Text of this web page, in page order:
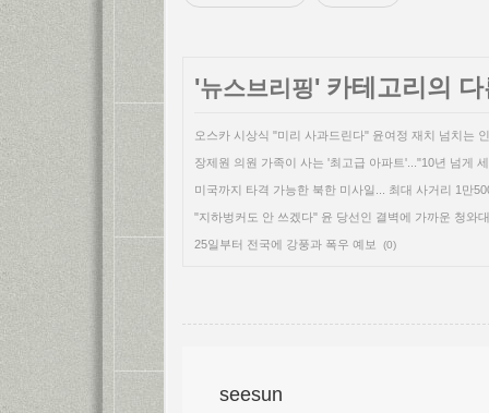
'뉴스브리핑' 카테고리의
오스카 시상식 "미리 사과드린다" 윤여정 재치 넘치는
장제원 의원 가족이 사는 '최고급 아파트'..."10년 넘게
미국까지 타격 가능한 북한 미사일... 최대 사거리 1만
"지하벙커도 안 쓰겠다" 윤 당선인 결벽에 가까운 청와
25일부터 전국에 강풍과 폭우 예보 (0)
seesun